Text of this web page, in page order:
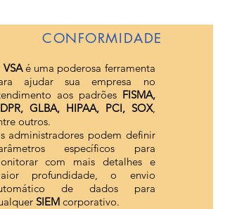
CONFORMIDADE
VSAé uma poderosa ferramenta
ajudar sua empresa no
aos padrões FISMA,
GLBA, HIPAA, PCI, SOX,
outros.
administradores podem definir
específicos para
com mais detalhes e
profundidade, o envio
de dados para
SIEMcorporativo.